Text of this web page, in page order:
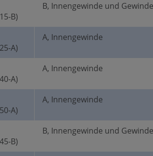
B)
B, Innengewinde und
A)
A, Innengewinde
A)
A, Innengewinde
A)
A, Innengewinde
B)
B, Innengewinde und